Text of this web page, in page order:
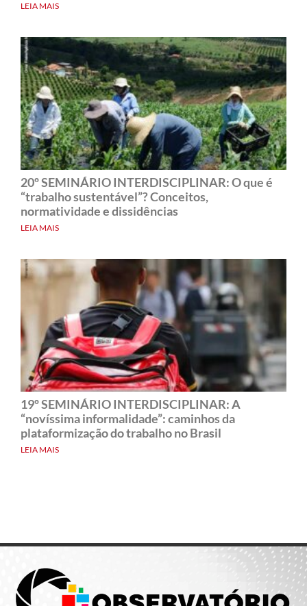
LEIA MAIS
20º SEMINÁRIO INTERDISCIPLINAR: O que é
“trabalho sustentável”? Conceitos,
normatividade e dissidências
LEIA MAIS
19º SEMINÁRIO INTERDISCIPLINAR: A
“novíssima informalidade”: caminhos da
plataformização do trabalho no Brasil
LEIA MAIS